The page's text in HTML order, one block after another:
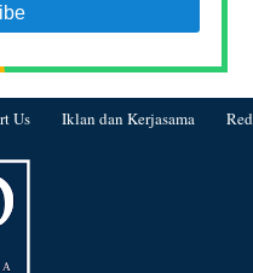
Us Iklan dan Kerjasama